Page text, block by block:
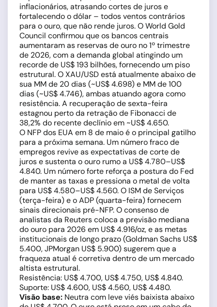
inflacionários, atrasando cortes de juros e
fortalecendo o dólar – todos ventos contrários
para o ouro, que não rende juros. O World Gold
Council confirmou que os bancos centrais
aumentaram as reservas de ouro no 1º trimestre
de 2026, com a demanda global atingindo um
recorde de US$ 193 bilhões, fornecendo um piso
estrutural. O XAU/USD está atualmente abaixo de
sua MM de 20 dias (~US$ 4.698) e MM de 100
dias (~US$ 4.746), ambas atuando agora como
resistência. A recuperação de sexta-feira
estagnou perto da retração de Fibonacci de
38,2% do recente declínio em ~US$ 4.650.
O NFP dos EUA em 8 de maio é o principal gatilho
para a próxima semana. Um número fraco de
empregos revive as expectativas de corte de
juros e sustenta o ouro rumo a US$ 4.780–US$
4.840. Um número forte reforça a postura do Fed
de manter as taxas e pressiona o metal de volta
para US$ 4.580–US$ 4.560. O ISM de Serviços
(terça-feira) e o ADP (quarta-feira) fornecem
sinais direcionais pré-NFP. O consenso de
analistas da Reuters coloca a previsão mediana
do ouro para 2026 em US$ 4.916/oz, e as metas
institucionais de longo prazo (Goldman Sachs US$
5.400, JPMorgan US$ 5.900) sugerem que a
fraqueza atual é corretiva dentro de um mercado
altista estrutural.
Resistência: US$ 4.700, US$ 4.750, US$ 4.840.
Suporte: US$ 4.600, US$ 4.560, US$ 4.480.
Visão base: Neutra com leve viés baixista abaixo